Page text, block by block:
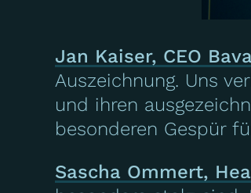
Jan Kaiser, CEO
Auszeichnung. Uns
und ihren
besonderen Gespür
Sascha Ommert,